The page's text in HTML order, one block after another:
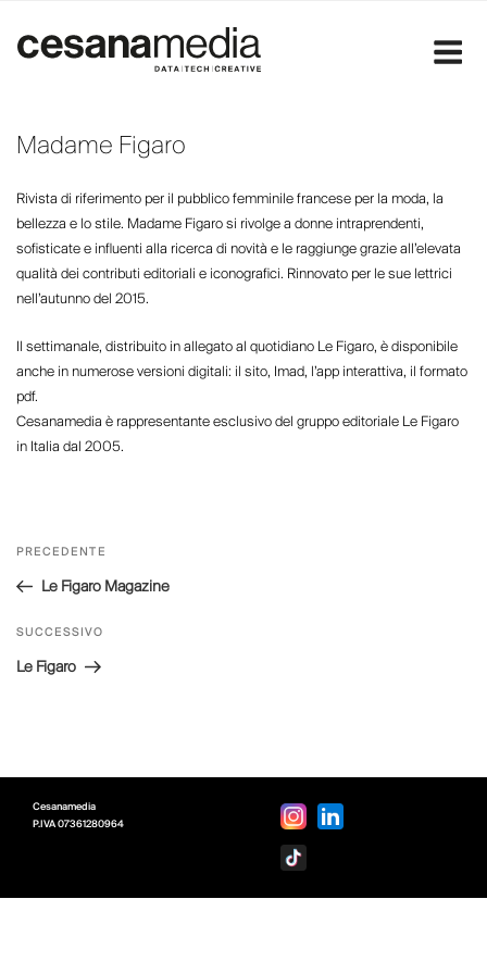
contenuto
Madame Figaro
Rivista di riferimento per il pubblico femminile francese per la moda, la
bellezza e lo stile. Madame Figaro si rivolge a donne intraprendenti,
sofisticate e influenti alla ricerca di novità e le raggiunge grazie all’elevata
qualità dei contributi editoriali e iconografici. Rinnovato per le sue lettrici
nell’autunno del 2015.
Il settimanale, distribuito in allegato al quotidiano Le Figaro, è disponibile
anche in numerose versioni digitali: il sito, Imad, l’app interattiva, il formato
pdf.
Cesanamedia è rappresentante esclusivo del gruppo editoriale Le Figaro
in Italia dal 2005.
Navigazione
articoli
Articolo
precedente:
PRECEDENTE
Le Figaro Magazine
Articolo
successivo
SUCCESSIVO
Le Figaro
Cesanamedia
P.IVA07361280964